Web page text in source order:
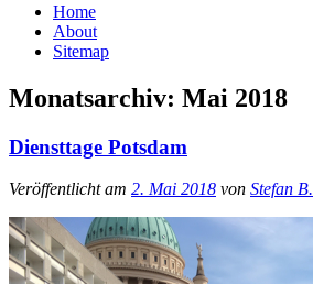
Home
About
Sitemap
Monatsarchiv: Mai 2018
Diensttage Potsdam
Veröffentlicht am 2. Mai 2018 von Stefan B.